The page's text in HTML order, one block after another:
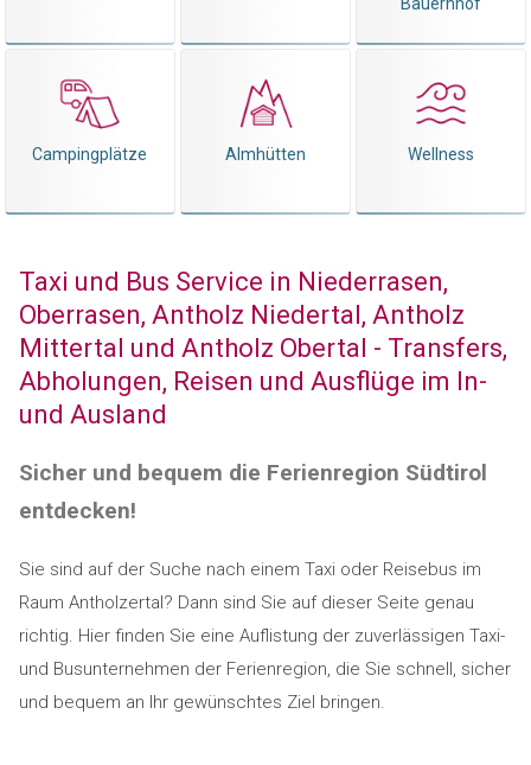
Campingplätze Almhütten Wellness
Taxi und Bus Service in Niederrasen,
Oberrasen, Antholz Niedertal, Antholz
Mittertal und Antholz Obertal - Transfers,
Abholungen, Reisen und Ausflüge im In-
und Ausland
Sicher und bequem die Ferienregion Südtirol
entdecken!
Sie sind auf der Suche nach einem Taxi oder Reisebus im
Raum Antholzertal? Dann sind Sie auf dieser Seite genau
richtig. Hier finden Sie eine Auflistung der zuverlässigen Taxi-
und Busunternehmen der Ferienregion, die Sie schnell, sicher
und bequem an Ihr gewünschtes Ziel bringen.